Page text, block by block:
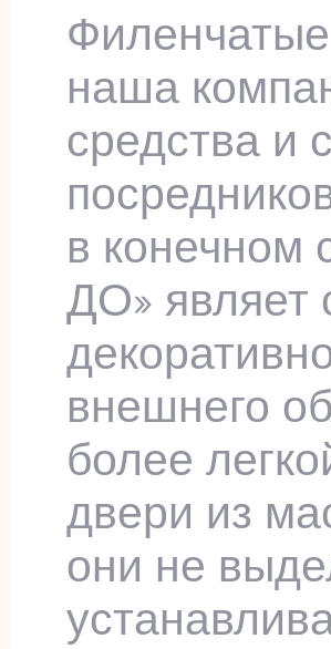
наша
средства и
в конечном
ДО» являет
внешнего
более
двери из
они не